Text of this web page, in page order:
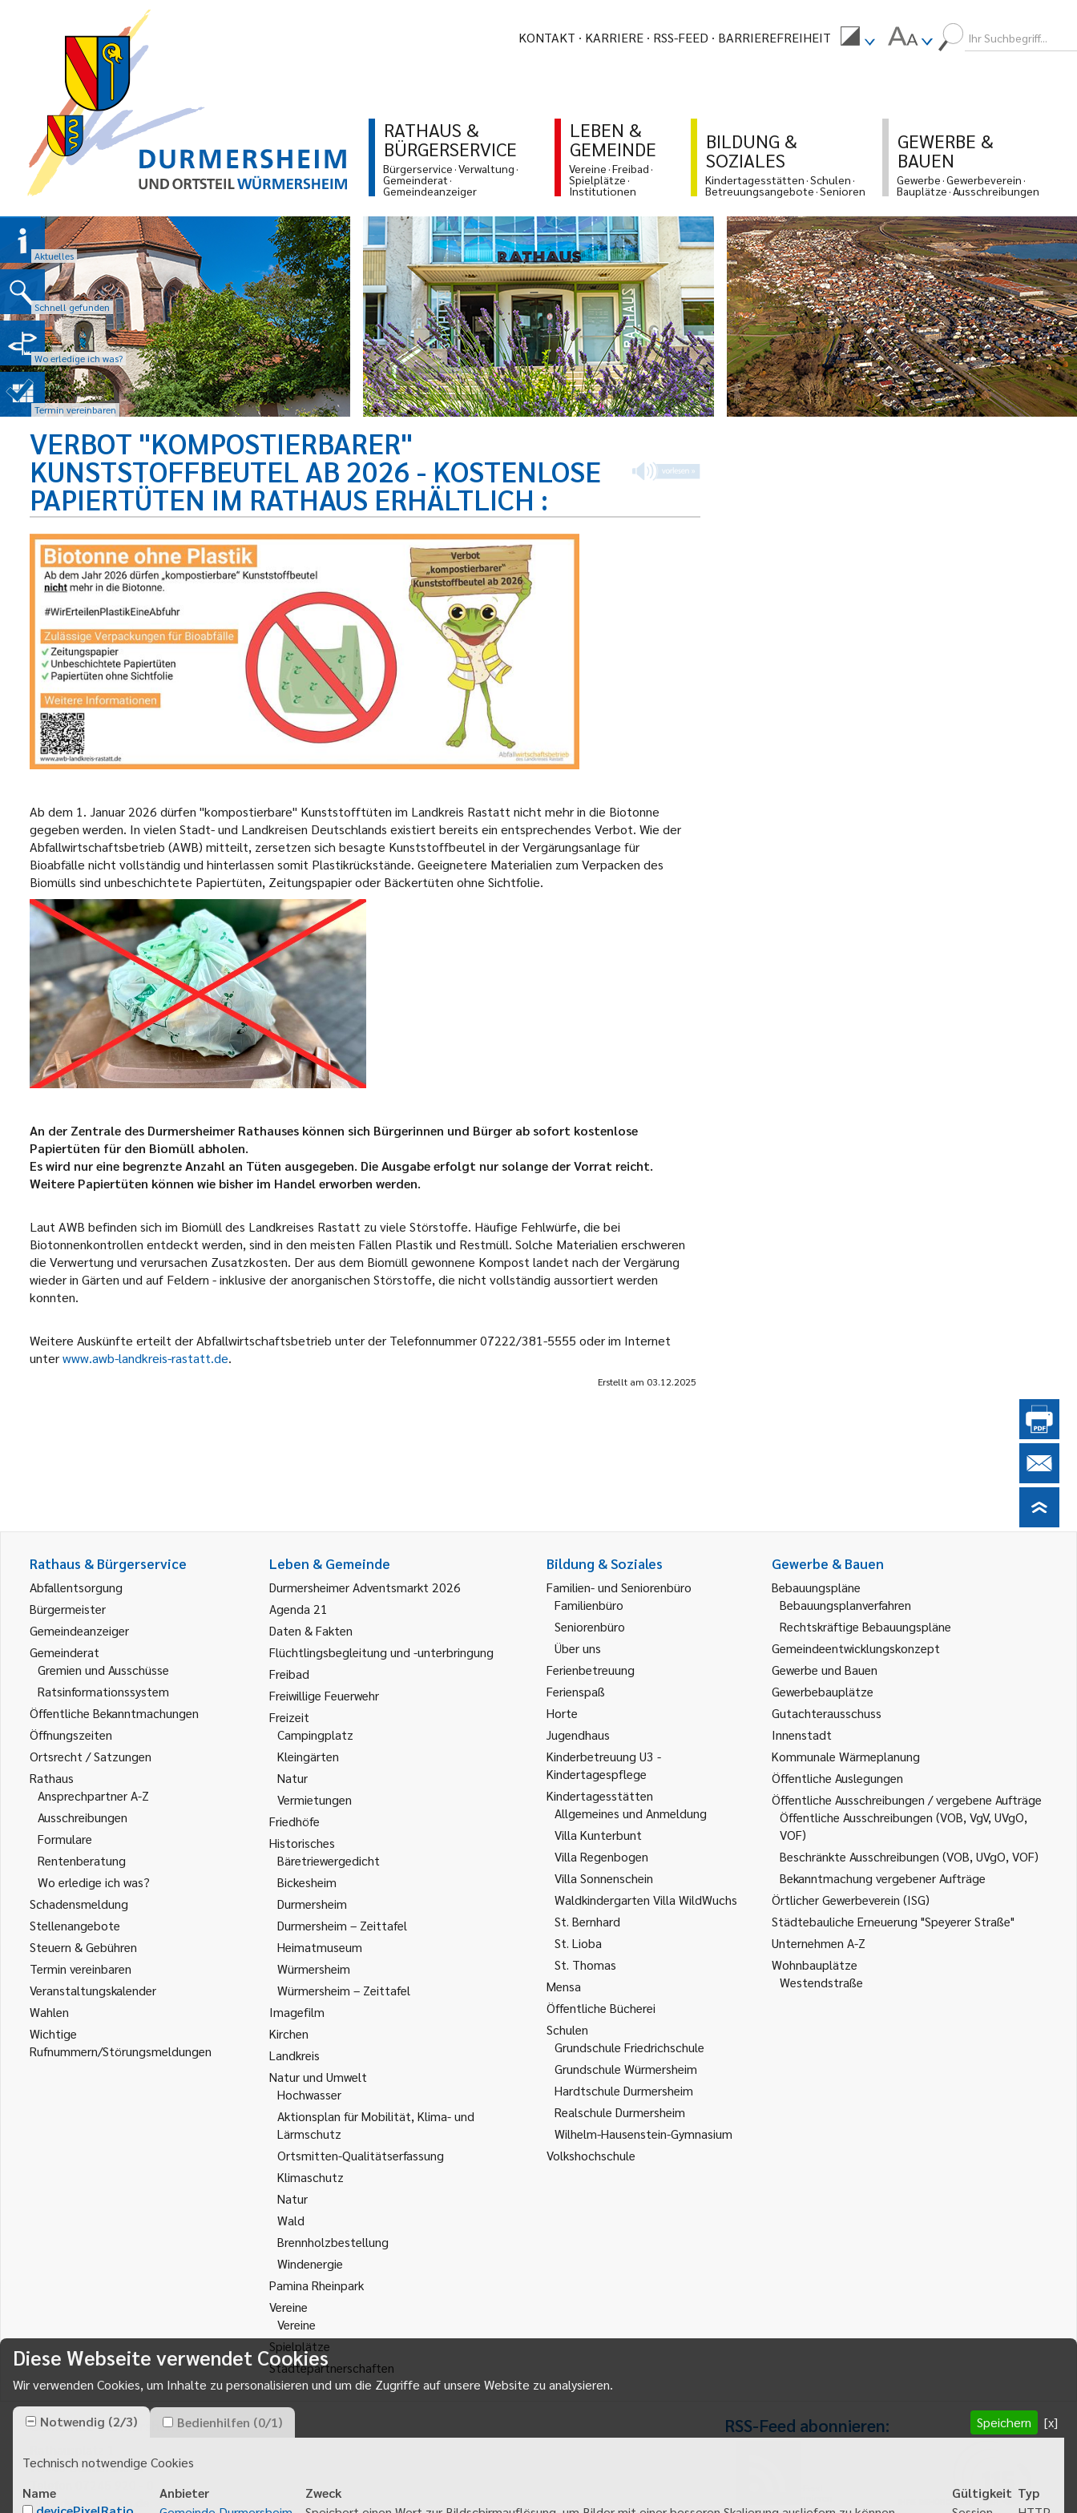
KONTAKT KARRIERE RSS-FEED BARRIEREFREIHEIT
RATHAUS &
BÜRGERSERVICE
Bürgerservice Verwaltung
Gemeinderat
Gemeindeanzeiger
LEBEN &
GEMEINDE
Vereine Freibad
Spielplätze
Institutionen
BILDUNG &
SOZIALES
Kindertagesstätten Schulen
Betreuungsangebote Senioren
GEWERBE &
BAUEN
Gewerbe Gewerbeverein
Bauplätze Ausschreibungen
Aktuelles
Schnell gefunden
Wo erledige ich was?
Termin vereinbaren
VERBOT "KOMPOSTIERBARER"
KUNSTSTOFFBEUTEL AB 2026 - KOSTENLOSE
PAPIERTÜTEN IM RATHAUS ERHÄLTLICH
Ab dem 1. Januar 2026 dürfen "kompostierbare" Kunststofftüten im Landkreis Rastatt nicht mehr in die Biotonne
gegeben werden. In vielen Stadt- und Landkreisen Deutschlands existiert bereits ein entsprechendes Verbot. Wie der
Abfallwirtschaftsbetrieb (AWB) mitteilt, zersetzen sich besagte Kunststoffbeutel in der Vergärungsanlage für
Bioabfälle nicht vollständig und hinterlassen somit Plastikrückstände. Geeignetere Materialien zum Verpacken des
Biomülls sind unbeschichtete Papiertüten, Zeitungspapier oder Bäckertüten ohne Sichtfolie.
An der Zentrale des Durmersheimer Rathauses können sich Bürgerinnen und Bürger ab sofort kostenlose
Papiertüten für den Biomüll abholen.
Es wird nur eine begrenzte Anzahl an Tüten ausgegeben. Die Ausgabe erfolgt nur solange der Vorrat reicht.
Weitere Papiertüten können wie bisher im Handel erworben werden.
Laut AWB befinden sich im Biomüll des Landkreises Rastatt zu viele Störstoffe. Häufige Fehlwürfe, die bei
Biotonnenkontrollen entdeckt werden, sind in den meisten Fällen Plastik und Restmüll. Solche Materialien erschweren
die Verwertung und verursachen Zusatzkosten. Der aus dem Biomüll gewonnene Kompost landet nach der Vergärung
wieder in Gärten und auf Feldern - inklusive der anorganischen Störstoffe, die nicht vollständig aussortiert werden
konnten.
Weitere Auskünfte erteilt der Abfallwirtschaftsbetrieb unter der Telefonnummer 07222/381-5555 oder im Internet
unterwww.awb-landkreis-rastatt.de.
Erstellt am 03.12.2025
Rathaus & Bürgerservice
Abfallentsorgung
Bürgermeister
Gemeindeanzeiger
Gemeinderat
Gremien und Ausschüsse
Ratsinformationssystem
Öffentliche Bekanntmachungen
Öffnungszeiten
Ortsrecht / Satzungen
Rathaus
Ansprechpartner A-Z
Ausschreibungen
Formulare
Rentenberatung
Wo erledige ich was?
Schadensmeldung
Stellenangebote
Steuern & Gebühren
Termin vereinbaren
Veranstaltungskalender
Wahlen
Wichtige
Rufnummern/Störungsmeldungen
Leben & Gemeinde
Durmersheimer Adventsmarkt 2026
Agenda 21
Daten & Fakten
Flüchtlingsbegleitung und -unterbringung
Freibad
Freiwillige Feuerwehr
Freizeit
Campingplatz
Kleingärten
Natur
Vermietungen
Friedhöfe
Historisches
Bäretriewergedicht
Bickesheim
Durmersheim
Durmersheim – Zeittafel
Heimatmuseum
Würmersheim
Würmersheim – Zeittafel
Imagefilm
Kirchen
Landkreis
Natur und Umwelt
Hochwasser
Aktionsplan für Mobilität, Klima- und
Lärmschutz
Ortsmitten-Qualitätserfassung
Klimaschutz
Natur
Wald
Brennholzbestellung
Windenergie
Pamina Rheinpark
Vereine
Vereine
Spielplätze
Städtepartnerschaften
Bildung & Soziales
Familien- und Seniorenbüro
Familienbüro
Seniorenbüro
Über uns
Ferienbetreuung
Ferienspaß
Horte
Jugendhaus
Kinderbetreuung U3 -
Kindertagespflege
Kindertagesstätten
Allgemeines und Anmeldung
Villa Kunterbunt
Villa Regenbogen
Villa Sonnenschein
Waldkindergarten Villa WildWuchs
St. Bernhard
St. Lioba
St. Thomas
Mensa
Öffentliche Bücherei
Schulen
Grundschule Friedrichschule
Grundschule Würmersheim
Hardtschule Durmersheim
Realschule Durmersheim
Wilhelm-Hausenstein-Gymnasium
Volkshochschule
Gewerbe & Bauen
Bebauungspläne
Bebauungsplanverfahren
Rechtskräftige Bebauungspläne
Gemeindeentwicklungskonzept
Gewerbe und Bauen
Gewerbebauplätze
Gutachterausschuss
Innenstadt
Kommunale Wärmeplanung
Öffentliche Auslegungen
Öffentliche Ausschreibungen / vergebene Aufträge
Öffentliche Ausschreibungen (VOB, VgV, UVgO,
VOF)
Beschränkte Ausschreibungen (VOB, UVgO, VOF)
Bekanntmachung vergebener Aufträge
Örtlicher Gewerbeverein (ISG)
Städtebauliche Erneuerung "Speyerer Straße"
Unternehmen A-Z
Wohnbauplätze
Westendstraße
Gemeinde Durmersheim
76448Durmersheim
info@durmersheim.de
RSS-Feed abonnieren:
Diese Webseite verwendet Cookies
Wir verwenden Cookies, um Inhalte zu personalisieren und um die Zugriffe auf unsere Website zu analysieren.
Notwendig (2/3) Bedienhilfen (0/1) Speichern [x]
Technisch notwendige Cookies
Name
Anbieter Zweck Gültigkeit Typ